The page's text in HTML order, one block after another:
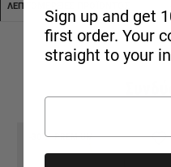
ΛΕΠΤΟΜΈΡΕΙΕΣ ΠΡΟΪΌΝΤΟΣ
-30% PREMIUM
Sign up and get
first order. Your
straight to your